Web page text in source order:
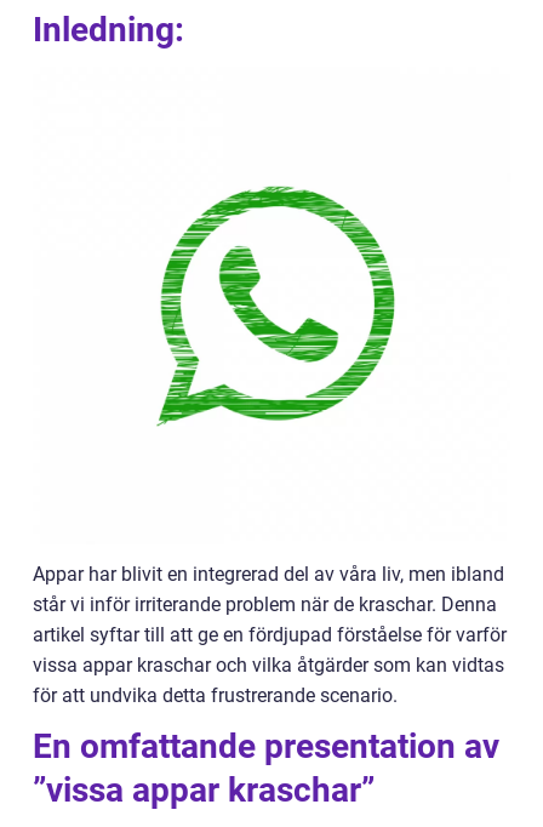
Inledning:
Appar har blivit en integrerad del av våra liv, men ibland
står vi inför irriterande problem när de kraschar. Denna
artikel syftar till att ge en fördjupad förståelse för varför
vissa appar kraschar och vilka åtgärder som kan vidtas
för att undvika detta frustrerande scenario.
En omfattande presentation av
”vissa appar kraschar”